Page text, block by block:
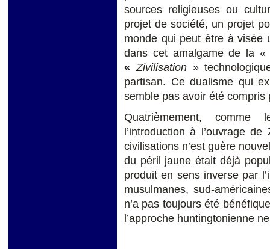
sources religieuses ou
projet de société, un projet
monde qui peut être à visée
dans cet amalgame de la
«Zivilisation »
partisan. Ce dualisme qui
semble pas avoir été compris
Quatrièmement,
l’introduction à l’ouvrage
civilisations n’est guère
du péril jaune était déjà
produit en sens inverse par
musulmanes, sud-
n’a pas toujours été
l’approche huntingtonienne